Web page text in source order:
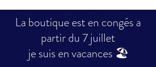
La boutique est en congés a
partir du 7 juillet
je suis en vacances 🏖️